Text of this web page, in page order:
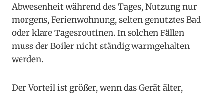
Abwesenheit während des Tages, Nutzung nur
morgens, Ferienwohnung, selten genutztes Bad
oder klare Tagesroutinen. In solchen Fällen
muss der Boiler nicht ständig warmgehalten
werden.
Der Vorteil ist größer, wenn das Gerät älter,